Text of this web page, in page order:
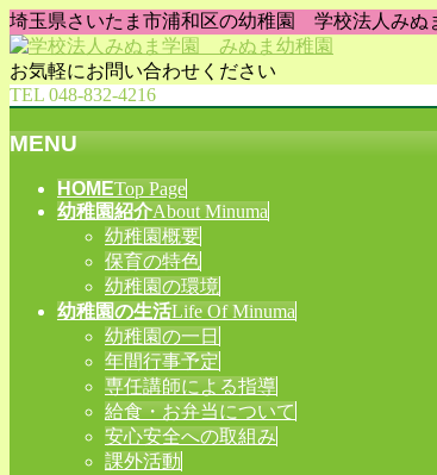
埼玉県さいたま市浦和区の幼稚園 学校法人み
お気軽にお問い合わせください
TEL 048-832-4216
MENU
HOMETop Page
幼稚園紹介About Minuma
幼稚園概要
保育の特色
幼稚園の環境
幼稚園の生活Life Of Minuma
幼稚園の一日
年間行事予定
専任講師による指導
給食・お弁当について
安心安全への取組み
課外活動